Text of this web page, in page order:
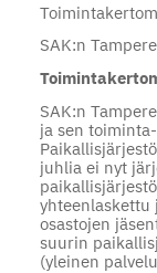
SAK:n
SAK:n
ja sen
juhlia ei nyt
yhteenlaskettu
osastojen
suurin
(yleinen